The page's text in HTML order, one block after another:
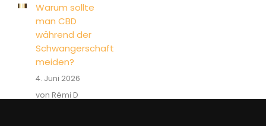
Warum sollte
man CBD
während der
Schwangerschaft
meiden?
4. Juni 2026
von Rémi D